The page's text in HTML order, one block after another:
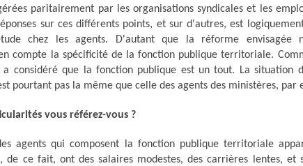
paritairement par les organisations syndicales et les
sur ces différents points, et sur d'autres, est
chez les agents. D'autant que la réforme envisagée
compte la spécificité de la fonction publique territoriale.
a considéré que la fonction publique est un tout. La situation
pourtant pas la même que celle des agents des ministères, par
vous référez-vous ?
agents qui composent la fonction publique territoriale
de ce fait, ont des salaires modestes, des carrières lentes, et